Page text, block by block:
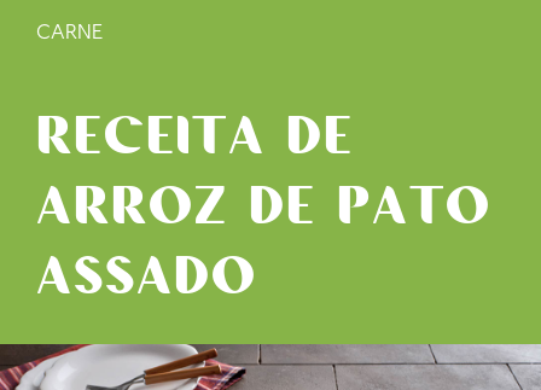
CARNE
RECEITA DE
ARROZ DE PATO
ASSADO